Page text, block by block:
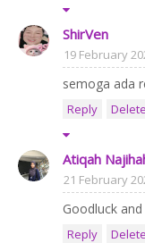
ShirVen
19 February
semoga ada
Reply Delete
Atiqah
21 February
Goodluck
Reply Delete